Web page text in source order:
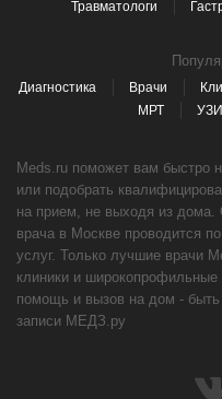
Травматологи
Диагностика Врачи
МРТ
УЗИ
Meds.ru поможет вам быстро
или подобрать
на прием, не выходя из дома.
врача в Москве проводится
услуг. Только лучшие врачи
клиники и широкопрофильные
помощь и вызов на дом -
записи МЕДЗ.ру